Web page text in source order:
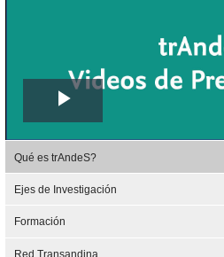
Play
Video
Qué es trAndeS?
Ejes de Investigación
Formación
Red Transandina